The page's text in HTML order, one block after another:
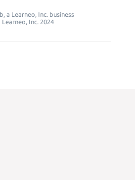
a Learneo, Inc. business
Inc. 2024